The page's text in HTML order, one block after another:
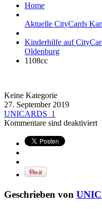
Home
Aktuelle CityCards
Kinderhilfe auf
Oldenburg
1108cc
Keine Kategorie
27. September 2019
UNICARDS_1
Kommentare sind deaktiviert
Geschrieben von